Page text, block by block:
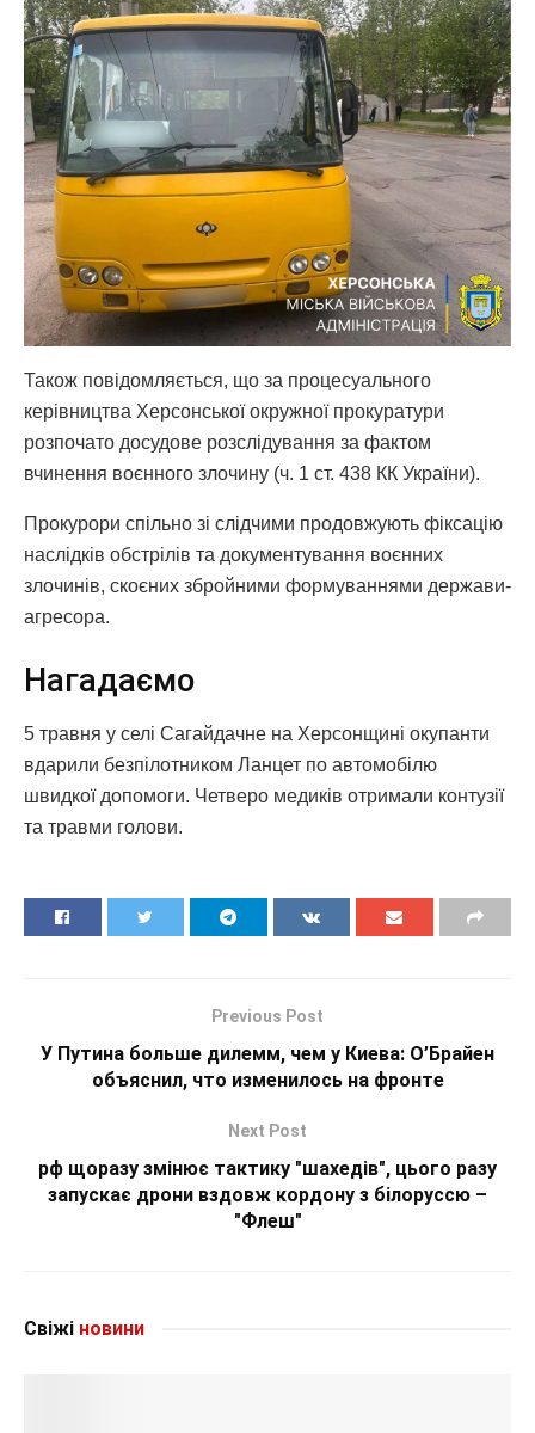
Також повідомляється, що за процесуального
керівництва Херсонської окружної прокуратури
розпочато досудове розслідування за фактом
вчинення воєнного злочину (ч. 1 ст. 438 КК України).
Прокурори спільно зі слідчими продовжують фіксацію
наслідків обстрілів та документування воєнних
злочинів, скоєних збройними формуваннями держави-
агресора.
Нагадаємо
5 травня у селі Сагайдачне на Херсонщині окупанти
вдарили безпілотником Ланцет по автомобілю
швидкої допомоги. Четверо медиків отримали контузії
та травми голови.
Previous Post
У Путина больше дилемм, чем у Киева: О’Брайен
объяснил, что изменилось на фронте
Next Post
рф щоразу змінює тактику "шахедів", цього разу
запускає дрони вздовж кордону з білоруссю –
"Флеш"
Свіжі новини